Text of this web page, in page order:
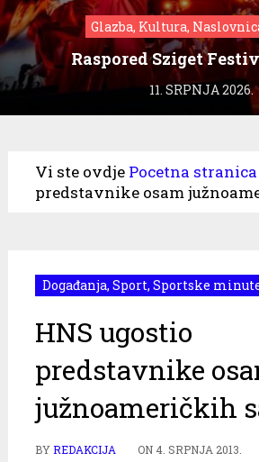
Glazba, Kultura,
Raspored Sziget
11. SRPNJA 2026.
Vi ste ovdje Pocetna stranica
predstavnike osam
Događanja, Sport, Sportske
HNS ugostio
predstavnike
južnoameričkih
BYREDAKCIJA ON 4. SRPNJA 2013.